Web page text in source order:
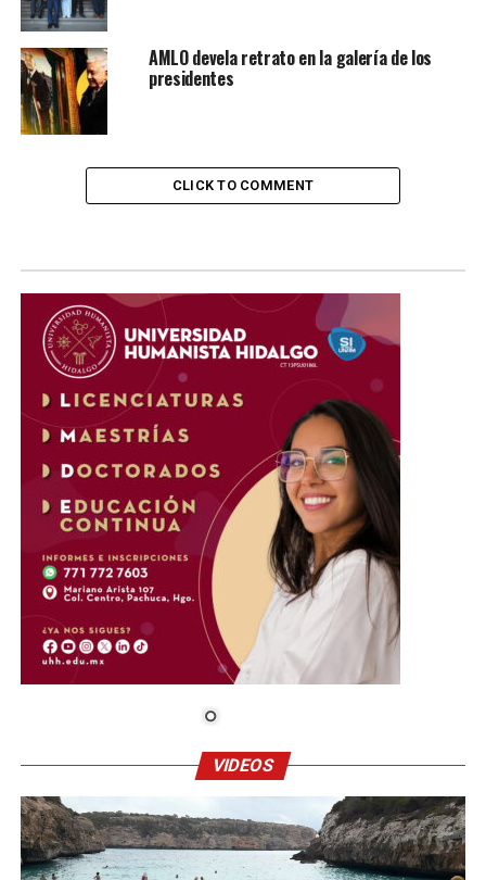
AMLO devela retrato en la galería de los
presidentes
CLICK TO COMMENT
VIDEOS